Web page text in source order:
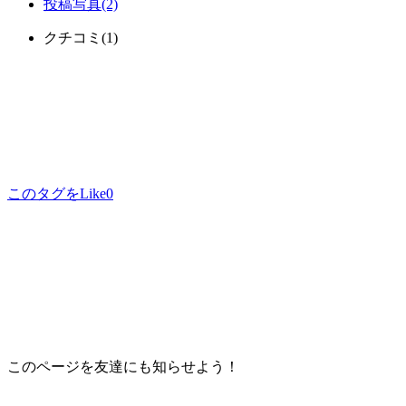
投稿写真(2)
クチコミ (1)
このタグをLike0
このページを友達にも知らせよう！